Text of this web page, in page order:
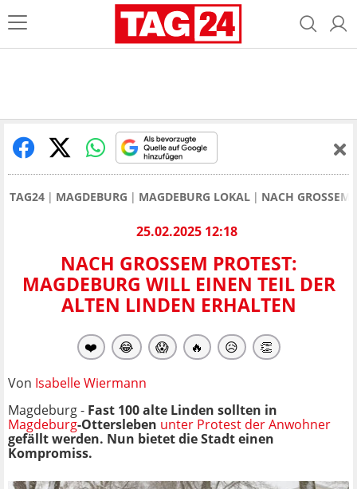
TAG24 MAGDEBURG MAGDEBURG LOKAL NACH GROSSEM
25.02.2025 12:18
NACH GROSSEM PROTEST: M
AGDEBURG WILL EINEN TEIL DER A
LTEN LINDEN ERHALTEN
❤️ 😂 😱 🔥 😥 👏
Von Isabelle Wiermann
Magdeburg - Fast 100 alte Linden sollten in
Magdeburg-Ottersleben unter Protest der Anwohner
gefällt werden. Nun bietet die Stadt einen
Kompromiss.